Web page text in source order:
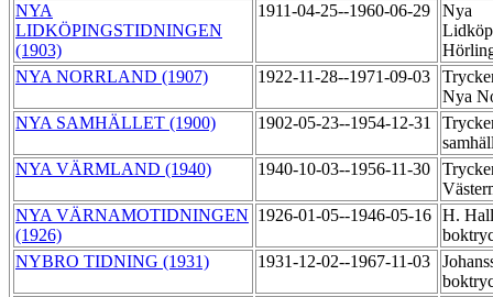
NYA
LIDKÖPINGSTIDNINGEN
(1903)
1911-04-25--1960-06-29
Nya
NYA NORRLAND (1907)
1922-11-28--1971-09-03
Nya
NYA SAMHÄLLET (1900)
1902-05-23--1954-12-31
NYA VÄRMLAND (1940)
1940-10-03--1956-11-30
NYA VÄRNAMOTIDNINGEN
(1926)
1926-01-05--1946-05-16 H.
NYBRO TIDNING (1931)
1931-12-02--1967-11-03